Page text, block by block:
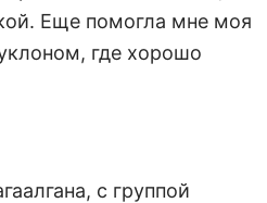
Еще помогла мне моя
где хорошо
с группой